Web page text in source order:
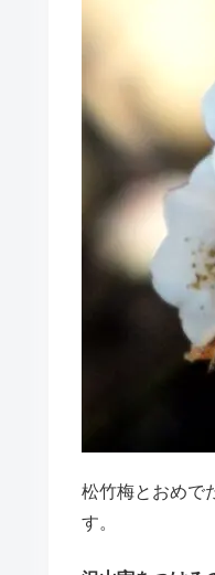
松竹梅とおめで
す。